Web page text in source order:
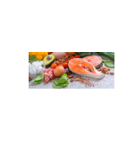
Shutterstock